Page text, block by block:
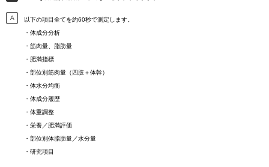
以下の項目全てを約60秒で測定します。
・体成分分析
・筋肉量、脂肪量
・肥満指標
・部位別筋肉量（四肢＋体幹）
・体水分均衡
・体成分履歴
・体重調整
・栄養／肥満評価
・部位別体脂肪量／水分量
・研究項目